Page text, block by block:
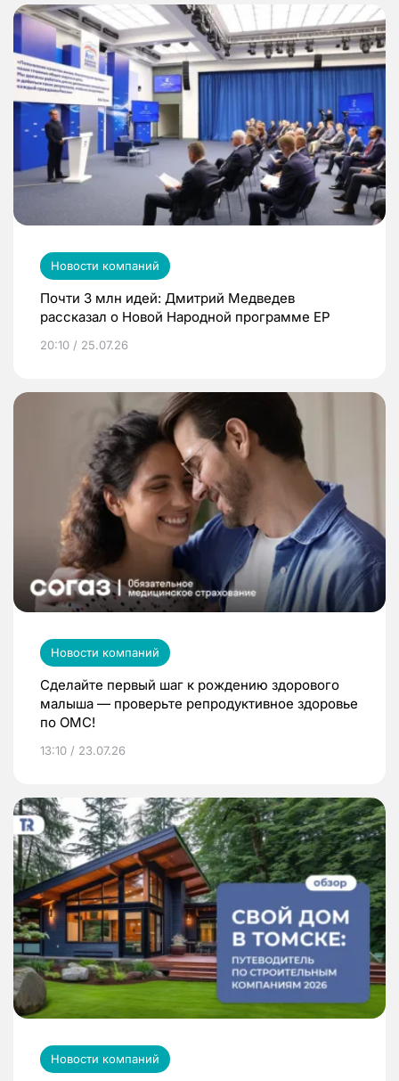
Новости компаний
Почти 3 млн идей: Дмитрий Медведев
рассказал о Новой Народной программе ЕР
20:10 / 25.07.26
Новости компаний
Сделайте первый шаг к рождению здорового
малыша — проверьте репродуктивное здоровье
по ОМС!
13:10 / 23.07.26
Новости компаний